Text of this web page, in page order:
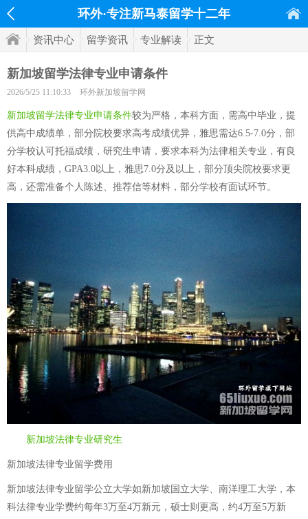
环外·专注新马泰留学十二年
资讯中心 留学资讯 专业解读 正文
新加坡留学法律专业申请条件
2026/5/25 11:10:33 环外新加坡留学网
新加坡留学法律专业申请条件较为严格，本科方面，需高中毕业，提
供高中成绩单，部分院校要求高考成绩优异，雅思需达6.5-7.0分，部
分学校认可托福成绩，研究生申请，要求本科为法律相关专业，有良
好本科成绩，GPA3.0以上，雅思7.0分及以上，部分顶尖院校要求更
高，还需准备个人陈述、推荐信等材料，部分学校有面试环节。
新加坡法律专业研究生
新加坡法律专业留学费用
新加坡法律专业留学公立大学如新加坡国立大学、南洋理工大学，本
科法律专业学费约每年3万至4万新元，硕士则更高，约4万至5万新